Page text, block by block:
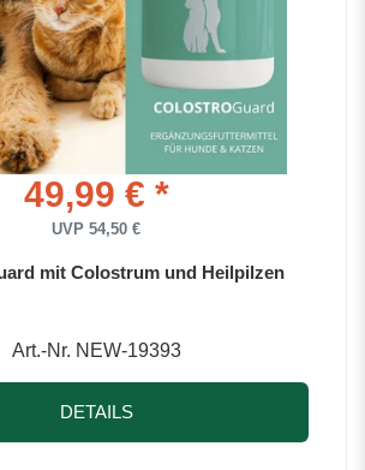
49,99 € *
UVP 54,50 €
mit Colostrum und Heilpilzen
Art.-Nr. NEW-19393
DETAILS